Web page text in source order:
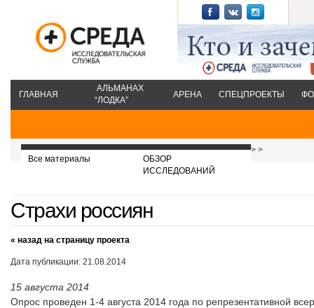
ГЛАВНАЯ
АЛЬМАНАХ
“ЛОДКА”
АРЕНА СПЕЦПРОЕКТЫ
Все материалы
>
ОБЗОР
ИССЛЕДОВАНИЙ
>
Страхи россиян
« назад на страницу проекта
Дата публикации: 21.08.2014
15 августа 2014
Опрос проведен 1-4 августа 2014 года по репрезентативной